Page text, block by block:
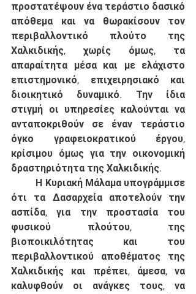
προστατέψουν ένα τεράστιο δασικό
απόθεμα και να θωρακίσουν τον
περιβαλλοντικό πλούτο της
Χαλκιδικής, χωρίς όμως, τα
απαραίτητα μέσα και με ελάχιστο
επιστημονικό, επιχειρησιακό και
διοικητικό δυναμικό. Την ίδια
στιγμή οι υπηρεσίες καλούνται να
ανταποκριθούν σε έναν τεράστιο
όγκο γραφειοκρατικού έργου,
κρίσιμου όμως για την οικονομική
δραστηριότητα της Χαλκιδικής.
ότι τα Δασαρχεία αποτελούν την
ασπίδα, για την προστασία του
φυσικού πλούτου, της
βιοποικιλότητας και του
περιβαλλοντικού αποθέματος της
Χαλκιδικής και πρέπει, άμεσα, να
καλυφθούν οι ανάγκες τους, να